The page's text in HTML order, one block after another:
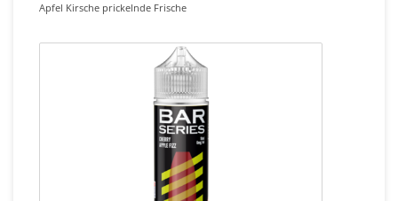
Apfel Kirsche prickelnde Frische